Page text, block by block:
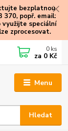
bezplatnou
370, popř. email:
využijte speciální
zprocesovat.
Menu
Hledat
0 ks
za 0 Kč